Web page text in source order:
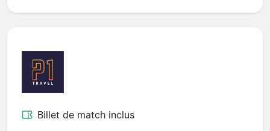
Billet de match inclus